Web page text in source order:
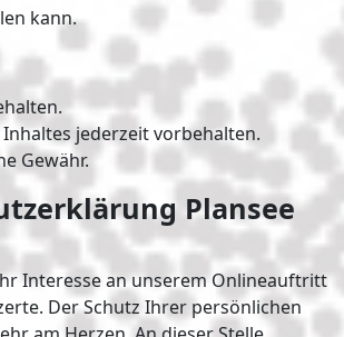
kann.
jederzeit vorbehalten.
Gewähr.
Plansee
Interesse an unserem Onlineauftritt
Der Schutz Ihrer persönlichen